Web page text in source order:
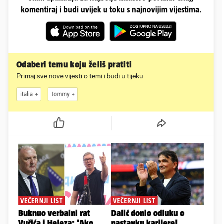
komentiraj i budi uvijek u toku s najnovijim vijestima.
Odaberi temu koju želiš pratiti
Primaj sve nove vijesti o temi i budi u tijeku
italia tommy